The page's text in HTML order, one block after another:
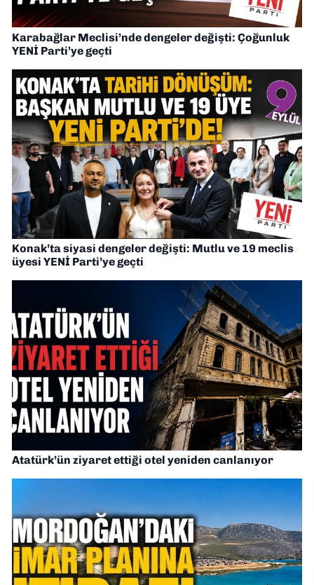
Karabağlar Meclisi’nde dengeler değişti: Çoğunluk
YENİ Parti’ye geçti
Konak’ta siyasi dengeler değişti: Mutlu ve 19 meclis
üyesi YENİ Parti’ye geçti
Atatürk’ün ziyaret ettiği otel yeniden canlanıyor